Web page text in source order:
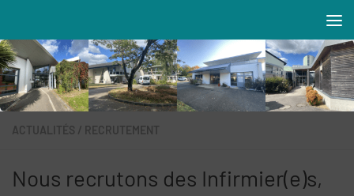
Résidences MAREVA
ACTUALITÉS / RECRUTEMENT
Nous recrutons des Infirmier(e)s,